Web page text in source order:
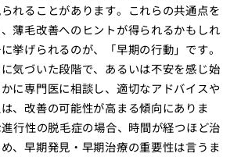
れることがあります。これらの共通点を
薄毛改善へのヒントが得られるかもしれ
挙げられるのが、「早期の行動」です。
気づいた段階で、あるいは不安を感じ始
に専門医に相談し、適切なアドバイスや
、改善の可能性が高まる傾向にありま
行性の脱毛症の場合、時間が経つほど治
、早期発見・早期治療の重要性は言うま